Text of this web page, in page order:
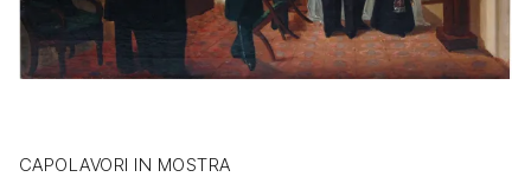
CAPOLAVORI IN MOSTRA